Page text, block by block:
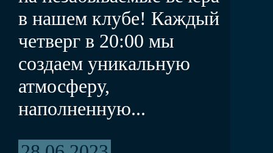
в нашем клубе! Каждый
четверг в 20:00 мы
создаем уникальную
атмосферу,
наполненную...